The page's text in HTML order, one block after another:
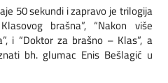
50 sekundi i zapravo je trilogija
brašna”, “Nakon više
i “Doktor za brašno – Klas”, a
bh. glumac Enis Bešlagić u